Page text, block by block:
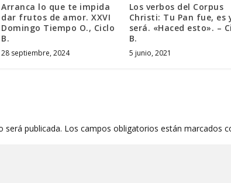
Arranca lo que te impida
dar frutos de amor. XXVI
Domingo Tiempo O., Ciclo
B.
28 septiembre, 2024
Los verbos del Corpus
Christi: Tu Pan fue, es
será. «Haced esto». –
B.
5 junio, 2021
será publicada. Los campos obligatorios están marcados